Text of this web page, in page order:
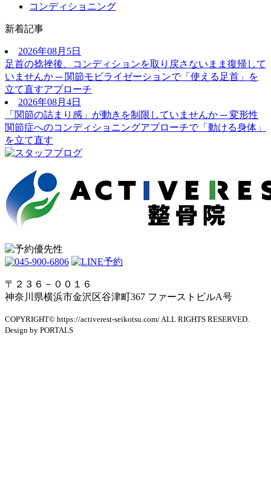
コンディショニング
新着記事
2026年08月5日
足首の捻挫後、コンディションを取り戻さないまま復帰して
いませんか ─ 関節モビライゼーションで「使える足首」を
立て直すアプローチ
2026年08月4日
「関節の詰まり感」が動きを制限していませんか ─ 変形性
関節症へのコンディショニングアプローチで「動ける身体」
を立て直す
〒２３６－００１６
神奈川県横浜市金沢区谷津町367 ファーストビルA号
COPYRIGHT© https://activerest-seikotsu.com/ ALL RIGHTS RESERVED.
Design by PORTALS